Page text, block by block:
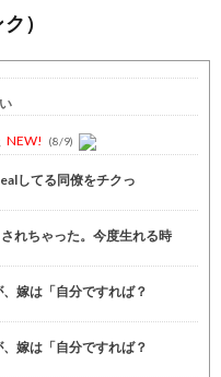
）
NEW! (8/9)
してる同僚をチクっ
れちゃった。今度生れる時
嫁は「自分ですれば？
嫁は「自分ですれば？